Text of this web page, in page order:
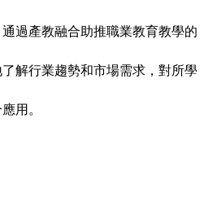
過產教融合助推職業教育教學的
解行業趨勢和市場需求，對所學
用。